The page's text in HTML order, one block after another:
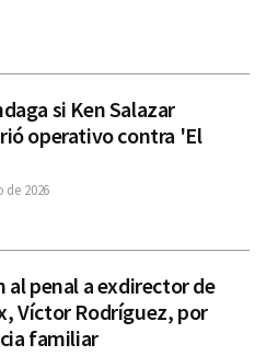
si Ken Salazar
operativo contra 'El
de 2026
al penal a exdirector de
Víctor Rodríguez, por
familiar